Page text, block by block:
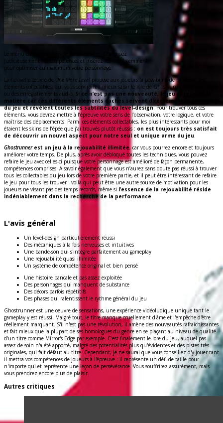
Le menu d’améliorations de Ghostrunner. Choisissez
judicieusement vos compétences et insérez-les intelligemment
pour optimiser au maximum votre personnage.
La nouvelle œuvre de One More Level propose aux joueurs la possibilité de ramasser des
éléments collectables, qui vous serviront à mieux saisir le lore de Ghostrunner, via des objets
ou des enregistrements audio. Si ce n’est pas une nouveauté, le jeu excelle en la
matière car ces différents éléments cachés servent directement le gameplay
du jeu et révèlent toutes les subtilités du level-design. Pour trouver tous ces
éléments, vous devrez mettre à l’épreuve votre sens de l’observation, votre logique, et votre
maîtrise des déplacements. Parmi ces éléments collectables, les plus intéressants pour moi
étaient les skins de l’épée que j’ai trouvés plutôt réussis : on est toujours très satisfait
de découvrir un nouvel aspect pour notre seul et unique arme du jeu
Ghostrunnerest un jeu à la rejouabilité illimitée, car vous pourrez encore et toujours
améliorer votre temps. De plus, après avoir débloqué toutes les techniques, vous pouvez
refaire le jeu avec celles-ci puisque votre personnage est amélioré de façon permanente,
compétences comprises. A savoir également que vous n’aurez sans doute pas réussi à trouver
tous les collectables du jeu lors de votre première partie, et il peut être intéressant de refaire
le jeu pour tous les trouver : voilà qui peut être une autre source de motivation pour les
joueurs ne visant pas des temps records, même si l’essence de la rejouabilité réside
indéniablement dans la recherche de la performance
L'avis général
Un level-design particulièrement réussi
Des mécaniques à la fois nerveuses et intuitives
Une bande-son qui s'intègre parfaitement au gameplay
Une rejouabilité quasi illimitée
Un système de compétence original et bien pensé
Une histoire bancale et pas assez exploitée
Des personnages qui manquent de substance
Des décors parfois répétitifs
Des phases qui ralentissent le rythme général du jeu
Ghostrunner est une oeuvre de sensations, une expérience vidéoludique unique tant le
gameplay y est réussi. Malgré tout, le titre manque cruellement d'âme et l'empêche d'être
réellement marquant. S'il n'est pas une révolution, il amène des nouveautés rafraichissantes
et fait mieux que la plupart de ses homologues du genre en se plaçant au niveau de qualité
d'un titre comme Mirror's Edge par exemple. C'est finalement le lore du jeu, auquel pas
assez de soin n'a été apporté, malgré des potentialités plus qu'évidentes et des pistes très
originales, qui fait défaut au titre. Cependant, je ne saurai que vous conseillez d'y jouer tant
il mettra vos compétences de joueurs à l'épreuve : il représente un défi de taille pour
n'importe qui et représente une leçon de persévérance. Vous souffrirez assurément, mais
vous prendrez encore plus de plaisir.
Autres critiques